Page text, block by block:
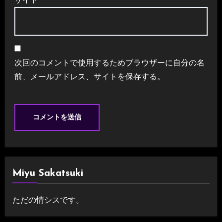
次回のコメントで使用するためブラウザーに自分の名
前、メールアドレス、サイトを保存する。
Miyu Sakatsuki
ただの情シスです。